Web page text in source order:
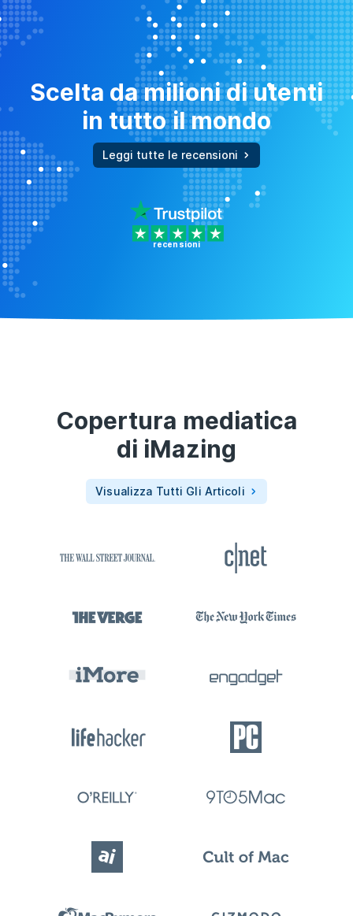
Scelta da milioni di utenti
in tutto il mondo
Leggi tutte le recensioni
recensioni
Copertura mediatica
di iMazing
Visualizza Tutti Gli Articoli